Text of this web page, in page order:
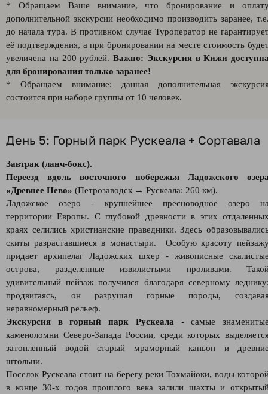
* Обращаем Ваше внимание, что бронирование и
дополнительной экскурсии необходимо производить заранее,
до начала тура. В противном случае Туроператор не
её подтверждения, а при бронировании на месте стоимость
увеличена на 200 рублей. Важно: Экскурсия в Кижи
для бронирования только заранее!
* Обращаем внимание: данная дополнительная
состоится при наборе группы от 10 человек.
День 5: Горный парк Рускеала + Сортавала
Завтрак (ланч-бокс).
Переезд вдоль восточного побережья Ладожского
«Древнее Нево» (Петрозаводск → Рускеала: 260 км).
Ладожское озеро - крупнейшее пресноводное озеро
территории Европы. С глубокой древности в этих
краях селились христианские праведники. Здесь
скиты разраставшиеся в монастыри. Особую красоту
придает архипелаг Ладожских шхер - живописные
острова, разделенные извилистыми проливами.
удивительный пейзаж получился благодаря северному
продвигаясь, он разрушал горные породы,
неравномерный рельеф.
Экскурсия в горный парк Рускеала - самые
каменоломни Северо-Запада России, среди которых
затопленный водой старый мраморный каньон и
штольни.
Поселок Рускеала стоит на берегу реки Тохмайоки, воды
в конце 30-х годов прошлого века залили шахты и